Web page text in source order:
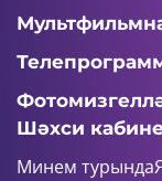
Шәхси
Минем турында